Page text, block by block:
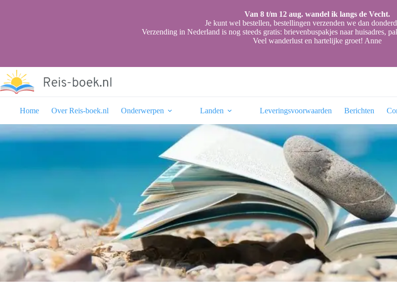
Van 8 t/m 12 aug. wandel ik langs de Vecht.
Je kunt wel bestellen, bestellingen verzenden we dan
Verzending in Nederland is nog steeds gratis: brievenbuspakjes naar huisadres,
Veel wanderlust en hartelijke groet! Anne
Home
Over Reis-boek.nl Onderwerpen Landen Leveringsvoorwaarden Berichten